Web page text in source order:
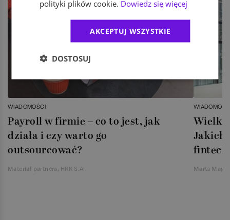
WIADOMOŚCI
Payroll w firmie – co to jest, jak
działa i czy warto go
outsourcować?
Materiał partnera, HRK S.A.
Jakich
Marta
polityki plików cookie. Dowiedz się więcej
AKCEPTUJ WSZYSTKIE
DOSTOSUJ